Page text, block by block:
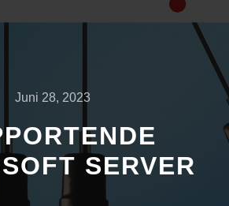
Juni 28, 2023
SERVER